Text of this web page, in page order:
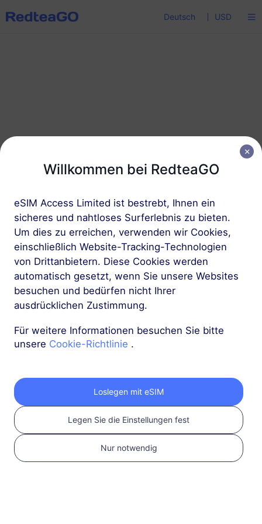
Deutsch USD
Aufladung fehlgeschlagen
Wir konnten Ihre Zahlung nicht bestätigen.
es erneut.
Willkommen bei RedteaGO
eSIM Access Limited ist bestrebt, Ihnen ein
sicheres und nahtloses Surferlebnis zu bieten.
Um dies zu erreichen, verwenden wir Cookies,
einschließlich Website-Tracking-Technologien
von Drittanbietern. Diese Cookies werden
automatisch gesetzt, wenn Sie unsere Websites
besuchen und bedürfen nicht Ihrer
ausdrücklichen Zustimmung.
Für weitere Informationen besuchen Sie bitte
unsere Cookie-Richtlinie .
Loslegen mit eSIM
Legen Sie die Einstellungen fest
Nur notwendig